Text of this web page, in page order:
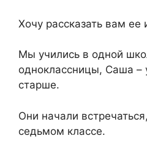
Хочу рассказать вам
Мы учились в одной
одноклассницы, Саша –
старше.
Они начали
седьмом классе.